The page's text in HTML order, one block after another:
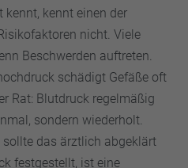
kennt, kennt einen der
nicht. Viele
Beschwerden auftreten.
schädigt Gefäße oft
Rat: Blutdruck regelmäßig
sondern wiederholt.
das ärztlich abgeklärt
festgestellt, ist eine